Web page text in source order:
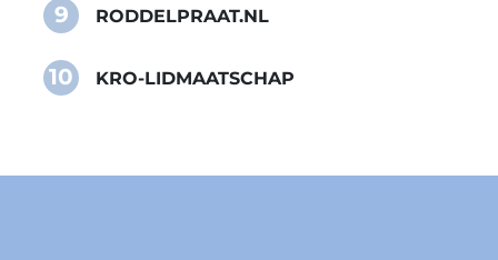
9 RODDELPRAAT.NL
10 KRO-LIDMAATSCHAP